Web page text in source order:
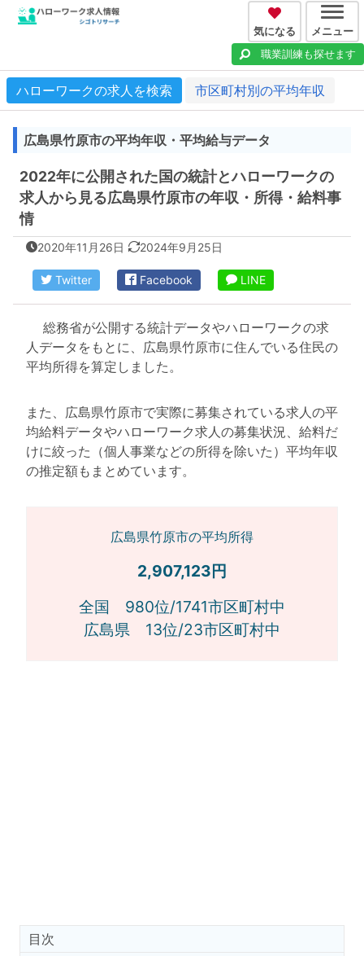
気になる メニュー
職業訓練も探せます
ハローワークの求人を検索 市区町村別の平均年収
広島県竹原市の平均年収・平均給与データ
2022年に公開された国の統計とハローワークの
求人から見る広島県竹原市の年収・所得・給料事
情
2020年11月26日 2024年9月25日
Twitter Facebook LINE
総務省が公開する統計データやハローワークの求
人データをもとに、広島県竹原市に住んでいる住民の
平均所得を算定しました。
また、広島県竹原市で実際に募集されている求人の平
均給料データやハローワーク求人の募集状況、給料だ
けに絞った（個人事業などの所得を除いた）平均年収
の推定額もまとめています。
広島県竹原市の平均所得
2,907,123円
全国 980位/1741市区町村中
広島県 13位/23市区町村中
目次